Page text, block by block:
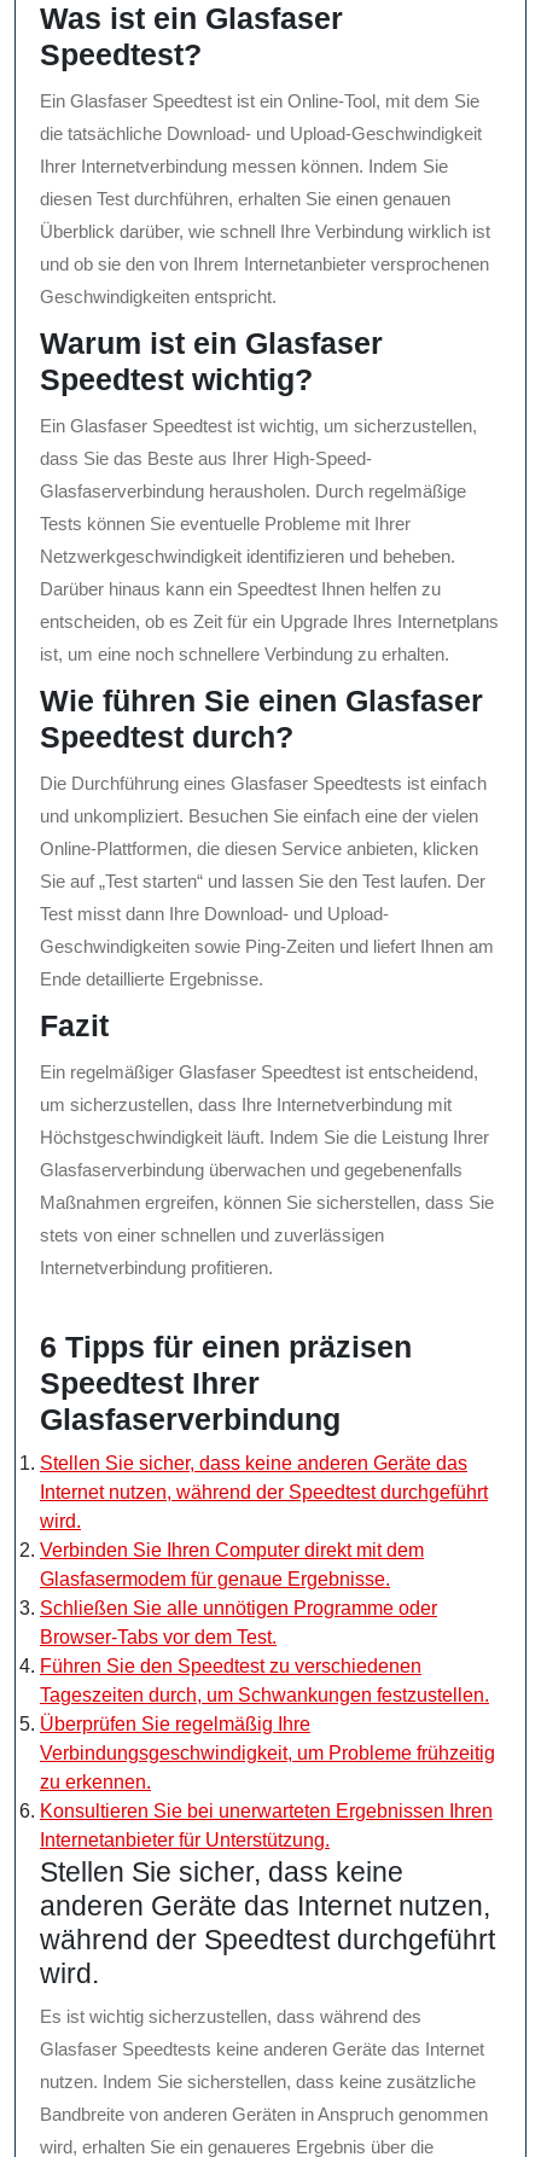
Was ist ein Glasfaser
Speedtest?
Ein Glasfaser Speedtest ist ein Online-Tool, mit dem Sie
die tatsächliche Download- und Upload-Geschwindigkeit
Ihrer Internetverbindung messen können. Indem Sie
diesen Test durchführen, erhalten Sie einen genauen
Überblick darüber, wie schnell Ihre Verbindung wirklich ist
und ob sie den von Ihrem Internetanbieter versprochenen
Geschwindigkeiten entspricht.
Warum ist ein Glasfaser
Speedtest wichtig?
Ein Glasfaser Speedtest ist wichtig, um sicherzustellen,
dass Sie das Beste aus Ihrer High-Speed-
Glasfaserverbindung herausholen. Durch regelmäßige
Tests können Sie eventuelle Probleme mit Ihrer
Netzwerkgeschwindigkeit identifizieren und beheben.
Darüber hinaus kann ein Speedtest Ihnen helfen zu
entscheiden, ob es Zeit für ein Upgrade Ihres Internetplans
ist, um eine noch schnellere Verbindung zu erhalten.
Wie führen Sie einen Glasfaser
Speedtest durch?
Die Durchführung eines Glasfaser Speedtests ist einfach
und unkompliziert. Besuchen Sie einfach eine der vielen
Online-Plattformen, die diesen Service anbieten, klicken
Sie auf „Test starten“ und lassen Sie den Test laufen. Der
Test misst dann Ihre Download- und Upload-
Geschwindigkeiten sowie Ping-Zeiten und liefert Ihnen am
Ende detaillierte Ergebnisse.
Fazit
Ein regelmäßiger Glasfaser Speedtest ist entscheidend,
um sicherzustellen, dass Ihre Internetverbindung mit
Höchstgeschwindigkeit läuft. Indem Sie die Leistung Ihrer
Glasfaserverbindung überwachen und gegebenenfalls
Maßnahmen ergreifen, können Sie sicherstellen, dass Sie
stets von einer schnellen und zuverlässigen
Internetverbindung profitieren.
6 Tipps für einen präzisen
Speedtest Ihrer
Glasfaserverbindung
Stellen Sie sicher, dass keine anderen Geräte das
Internet nutzen, während der Speedtest durchgeführt
wird.
Verbinden Sie Ihren Computer direkt mit dem
Glasfasermodem für genaue Ergebnisse.
Schließen Sie alle unnötigen Programme oder
Browser-Tabs vor dem Test.
Führen Sie den Speedtest zu verschiedenen
Tageszeiten durch, um Schwankungen festzustellen.
Überprüfen Sie regelmäßig Ihre
Verbindungsgeschwindigkeit, um Probleme frühzeitig
zu erkennen.
Konsultieren Sie bei unerwarteten Ergebnissen Ihren
Internetanbieter für Unterstützung.
Stellen Sie sicher, dass keine
anderen Geräte das Internet nutzen,
während der Speedtest durchgeführt
wird.
Es ist wichtig sicherzustellen, dass während des
Glasfaser Speedtests keine anderen Geräte das Internet
nutzen. Indem Sie sicherstellen, dass keine zusätzliche
Bandbreite von anderen Geräten in Anspruch genommen
wird, erhalten Sie ein genaueres Ergebnis über die